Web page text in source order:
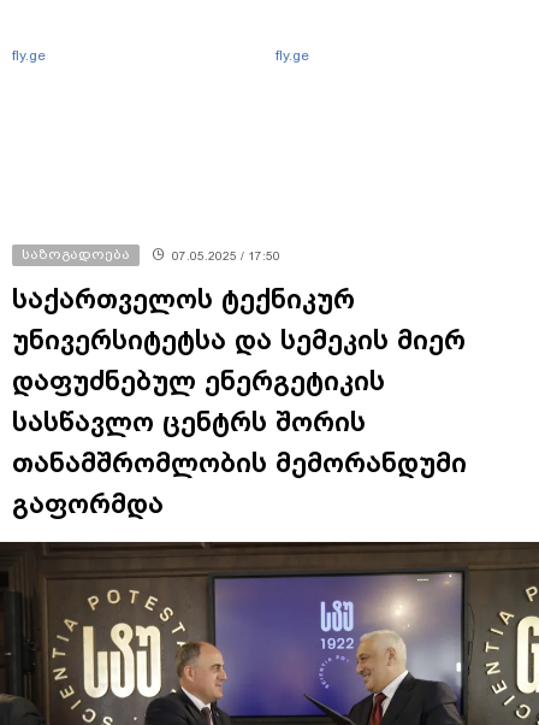
fly.ge fly.ge
საზოგადოება 07.05.2025 / 17:50
საქართველოს ტექნიკურ
უნივერსიტეტსა და სემეკის მიერ
დაფუძნებულ ენერგეტიკის
სასწავლო ცენტრს შორის
თანამშრომლობის მემორანდუმი
გაფორმდა